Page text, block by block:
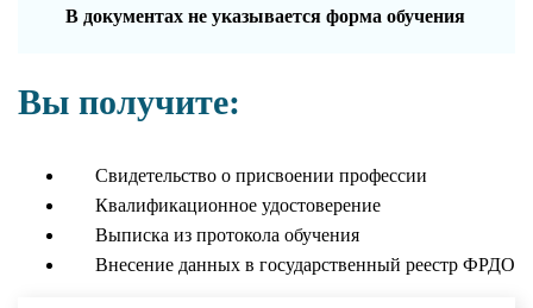
В документах не указывается форма обучения
Вы получите:
Свидетельство о присвоении профессии
Квалификационное удостоверение
Выписка из протокола обучения
Внесение данных в государственный реестр ФРДО